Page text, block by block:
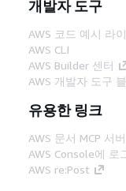
개발자 도구
AWS 코드 예시 라
AWS CLI
AWS Builder 센터
AWS 개발자 도구
유용한 링크
AWS 문서 MCP 서
AWS Console에 로
AWS re:Post